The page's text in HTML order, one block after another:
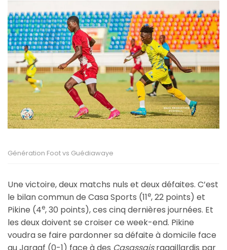
Génération Foot vs Guédiawaye
Une victoire, deux matchs nuls et deux défaites. C’est
le bilan commun de Casa Sports (11e, 22 points) et
Pikine (4e, 30 points), ces cinq dernières journées. Et
les deux doivent se croiser ce week-end. Pikine
voudra se faire pardonner sa défaite à domicile face